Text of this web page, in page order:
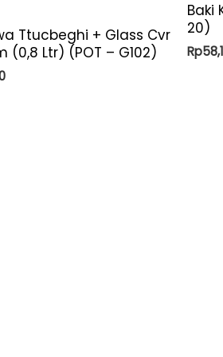
Ttucbeghi + Glass Cvr
(0,8 Ltr) (POT – G102)
Baki
20)
Rp